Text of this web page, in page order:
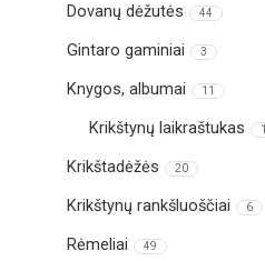
Dovanų dėžutės 44
Gintaro gaminiai 3
Knygos, albumai 11
Krikštynų laikraštukas 1
Krikštadėžės 20
Krikštynų rankšluoščiai 6
Rėmeliai 49